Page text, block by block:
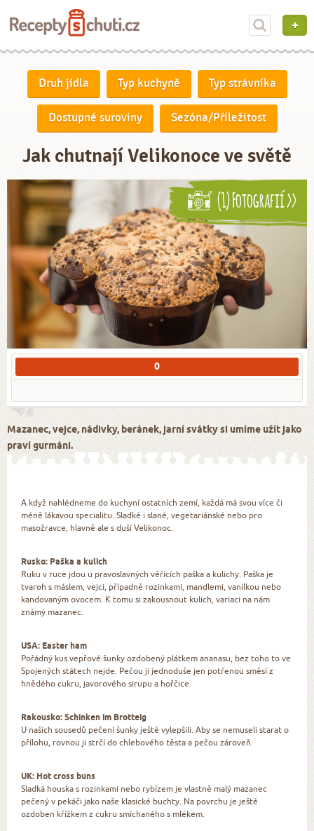
Druh jídla Typ kuchyně Typ strávníka
Dostupné suroviny Sezóna/Příležitost
Jak chutnají Velikonoce ve světě
(1) Fotografií >>
0
Mazanec, vejce, nádivky, beránek, jarní svátky si umíme užít jako
praví gurmáni.
A když nahlédneme do kuchyní ostatních zemí, každá má svou více či
méně lákavou specialitu. Sladké i slané, vegetariánské nebo pro
masožravce, hlavně ale s duší Velikonoc.
Rusko: Paška a kulich
Ruku v ruce jdou u pravoslavných věřících paška a kulichy. Paška je
tvaroh s máslem, vejci, případně rozinkami, mandlemi, vanilkou nebo
kandovaným ovocem. K tomu si zakousnout kulich, variaci na nám
známý mazanec.
USA: Easter ham
Pořádný kus vepřové šunky ozdobený plátkem ananasu, bez toho to ve
Spojených státech nejde. Pečou ji jednoduše jen potřenou směsí z
hnědého cukru, javorového sirupu a hořčice.
Rakousko: Schinken im Brotteig
U našich sousedů pečení šunky ještě vylepšili. Aby se nemuseli starat o
přílohu, rovnou ji strčí do chlebového těsta a pečou zároveň.
UK: Hot cross buns
Sladká houska s rozinkami nebo rybízem je vlastně malý mazanec
pečený v pekáči jako naše klasické buchty. Na povrchu je ještě
ozdoben křížkem z cukru smíchaného s mlékem.